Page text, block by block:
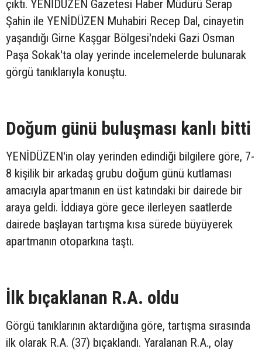
çıktı. YENİDÜZEN Gazetesi Haber Müdürü Serap
Şahin ile YENİDÜZEN Muhabiri Recep Dal, cinayetin
yaşandığı Girne Kaşgar Bölgesi'ndeki Gazi Osman
Paşa Sokak'ta olay yerinde incelemelerde bulunarak
görgü tanıklarıyla konuştu.
Doğum günü buluşması kanlı bitti
YENİDÜZEN'in olay yerinden edindiği bilgilere göre, 7-
8 kişilik bir arkadaş grubu doğum günü kutlaması
amacıyla apartmanın en üst katındaki bir dairede bir
araya geldi. İddiaya göre gece ilerleyen saatlerde
dairede başlayan tartışma kısa sürede büyüyerek
apartmanın otoparkına taştı.
İlk bıçaklanan R.A. oldu
Görgü tanıklarının aktardığına göre, tartışma sırasında
ilk olarak R.A. (37) bıçaklandı. Yaralanan R.A., olay